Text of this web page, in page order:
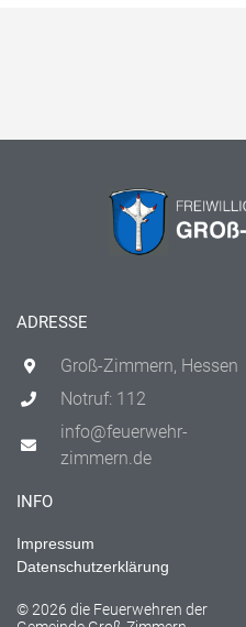
ADRESSE
Groß-Zimmern, Hessen
Notruf: 112
info@feuerwehr-
zimmern.de
INFO
Impressum
Datenschutzerklärung
© 2026 die Feuerwehren der